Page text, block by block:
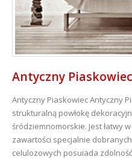
Antyczny Piaskowiec
Antyczny PiaskowiecAntyczny
strukturalną powłokę
śródziemnomorskie. Jest łatwy
zawartości specjalnie dobranych
celulozowych posuiada